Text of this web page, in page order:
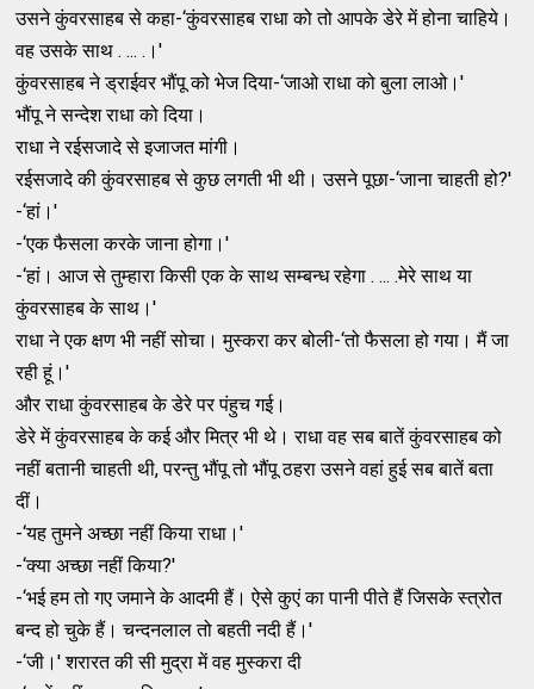
उसने कुंवरसाहब से कहा-‘कुंवरसाहब राधा को तो आपके डेरे में होना चाहिये।
वह उसके साथ . ... .।'
कुंवरसाहब ने ड्राईवर भौंपू को भेज दिया-‘जाओ राधा को बुला लाओ।'
भौंपू ने सन्‍देश राधा को दिया।
राधा ने रईसजादे से इजाजत मांगी।
रईसजादे की कुंवरसाहब से कुछ लगती भी थी। उसने पूछा-‘जाना चाहती हो?'
-‘हां।'
-‘एक फैसला करके जाना होगा।'
-‘हां। आज से तुम्‍हारा किसी एक के साथ सम्‍बन्‍ध रहेगा . ... .मेरे साथ या
कुंवरसाहब के साथ।'
राधा ने एक क्षण भी नहीं सोचा। मुस्‍करा कर बोली-‘तो फैसला हो गया। मैं जा
रही हूं।'
और राधा कुंवरसाहब के डेरे पर पंहुच गई।
डेरे में कुंवरसाहब के कई और मित्र भी थे। राधा वह सब बातें कुंवरसाहब को
नहीं बतानी चाहती थी, परन्‍तु भौंपू तो भौंपू ठहरा उसने वहां हुई सब बातें बता
दीं।
-‘यह तुमने अच्‍छा नहीं किया राधा।'
-‘क्‍या अच्‍छा नहीं किया?'
-‘भई हम तो गए जमाने के आदमी हैं। ऐसे कुएं का पानी पीते हैं जिसके स्‍त्रोत
बन्‍द हो चुके हैं। चन्‍दनलाल तो बहती नदी हैं।'
-‘जी।' शरारत की सी मुद्रा में वह मुस्‍करा दी